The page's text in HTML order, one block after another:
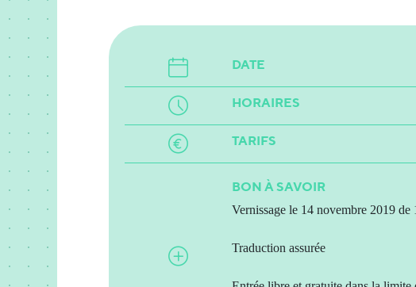
DATE
HORAIRES
TARIFS
BON À SAVOIR
Vernissage le 14 novembre 2019 de
Traduction assurée